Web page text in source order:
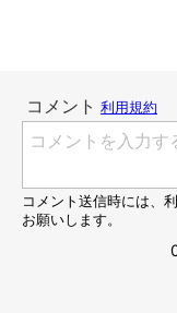
この間、てんすけの
気づかなかった事を
てんすけはお尻の毛
拭くようにしています
でも、まれに尻尾の